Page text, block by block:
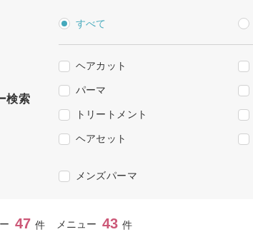
検索
すべて
ヘアカット
パーマ
トリートメント
ヘアセット
メンズパーマ
47 件 メニュー 43 件